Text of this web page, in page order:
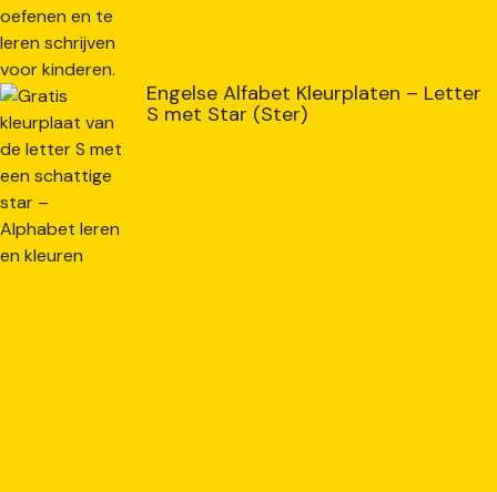
Engelse Alfabet Kleurplaten – Letter
S met Star (Ster)